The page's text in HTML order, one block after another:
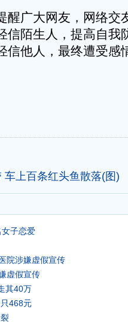
广大网友，网络交
信陌生人，提高自我
信他人，最终遭受感
车上百条红头鱼散落(图)
子恋爱
院涉嫌虚假宣传
虚假宣传
其40万
468元